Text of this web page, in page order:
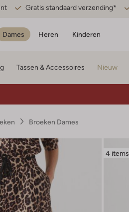
Gratis standaard verzending*
Dames Heren Kinderen
Tassen & Accessoires Nieuw
Broeken Dames
4 items